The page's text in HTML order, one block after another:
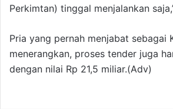
Perkimtan) tinggal menjalankan
Pria yang pernah menjabat sebagai
menerangkan, proses tender juga
dengan nilai Rp 21,5 miliar.(Adv)